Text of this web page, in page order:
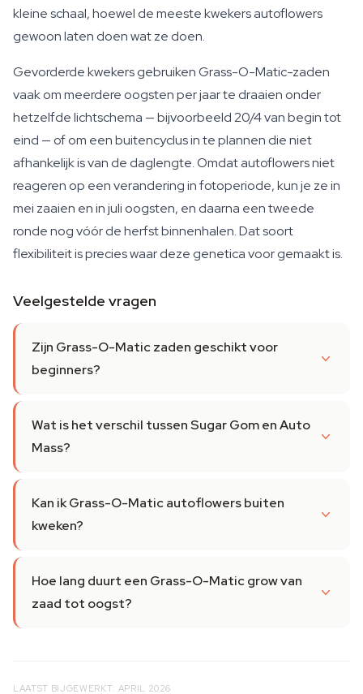
kleine schaal, hoewel de meeste kwekers autoflowers
gewoon laten doen wat ze doen.
Gevorderde kwekers gebruiken Grass-O-Matic-zaden
vaak om meerdere oogsten per jaar te draaien onder
hetzelfde lichtschema — bijvoorbeeld 20/4 van begin tot
eind — of om een buitencyclus in te plannen die niet
afhankelijk is van de daglengte. Omdat autoflowers niet
reageren op een verandering in fotoperiode, kun je ze in
mei zaaien en in juli oogsten, en daarna een tweede
ronde nog vóór de herfst binnenhalen. Dat soort
flexibiliteit is precies waar deze genetica voor gemaakt is.
Veelgestelde vragen
Zijn Grass-O-Matic zaden geschikt voor
beginners?
Wat is het verschil tussen Sugar Gom en Auto
Mass?
Kan ik Grass-O-Matic autoflowers buiten
kweken?
Hoe lang duurt een Grass-O-Matic grow van
zaad tot oogst?
LAATST BIJGEWERKT: APRIL 2026